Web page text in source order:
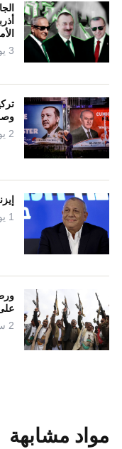
3 يوليو 2026
2 يوليو 2026
1 يوليو 2026
2 سبتمبر 2025
مواد مشابهة